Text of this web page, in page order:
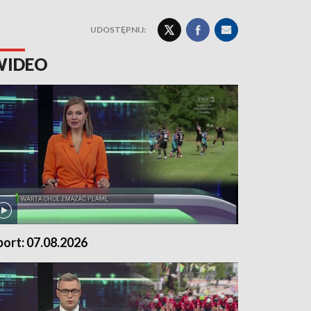
UDOSTĘPNIJ:
07.08.2026